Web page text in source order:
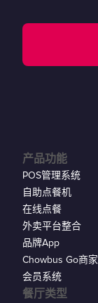
产品功能
POS管理系统
自助点餐机
在线点餐
外卖平台整合
品牌App
Chowbus Go商
会员系统
餐厅类型